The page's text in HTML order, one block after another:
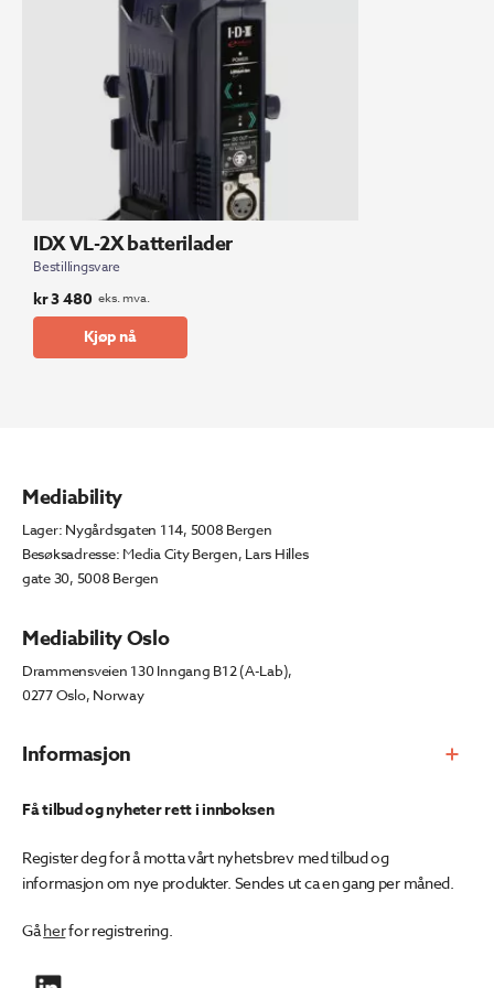
IDX VL-2X batterilader
Bestillingsvare
kr3 480 eks. mva.
Kjøp nå
Informasjon
Mediability
Lager: Nygårdsgaten 114, 5008 Bergen
Besøksadresse: Media City Bergen, Lars Hilles
gate 30, 5008 Bergen
Mediability Oslo
Drammensveien 130 Inngang B12 (A-Lab),
0277 Oslo, Norway
Få tilbud og nyheter rett i innboksen
Register deg for å motta vårt nyhetsbrev med tilbud og
informasjon om nye produkter. Sendes ut ca en gang per måned.
Gåherfor registrering.